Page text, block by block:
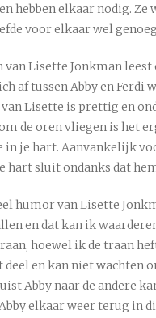
hebben elkaar nodig.
voor elkaar wel
van Lisette Jonkman
af tussen Abby en Ferdi
Lisette is prettig en
de oren vliegen is het
in je hart. Aanvankelijk
hart sluit ondanks dat
humor van Lisette
en dat kan ik
hoewel ik de traan
en kan niet wachten
Abby naar de andere
elkaar weer terug in